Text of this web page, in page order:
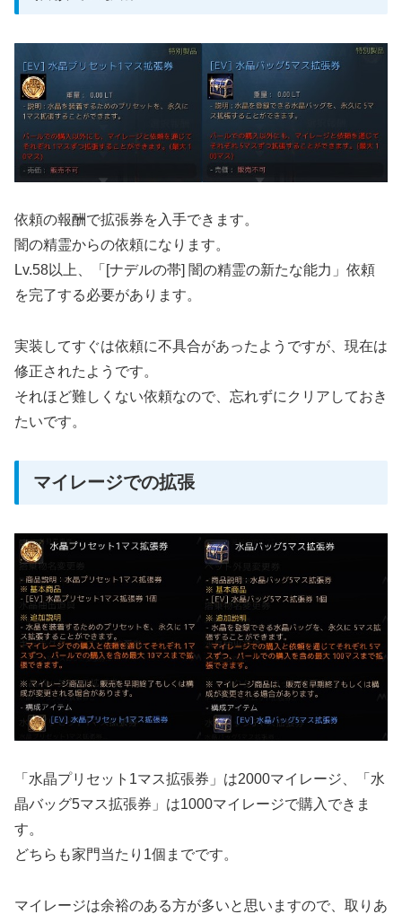
依頼の報酬で拡張券を入手できます。
闇の精霊からの依頼になります。
Lv.58以上、「[ナデルの帯] 闇の精霊の新たな能力」依頼
を完了する必要があります。
実装してすぐは依頼に不具合があったようですが、現在は
修正されたようです。
それほど難しくない依頼なので、忘れずにクリアしておき
たいです。
マイレージでの拡張
「水晶プリセット1マス拡張券」は2000マイレージ、「水
晶バッグ5マス拡張券」は1000マイレージで購入できま
す。
どちらも家門当たり1個までです。
マイレージは余裕のある方が多いと思いますので、取りあ